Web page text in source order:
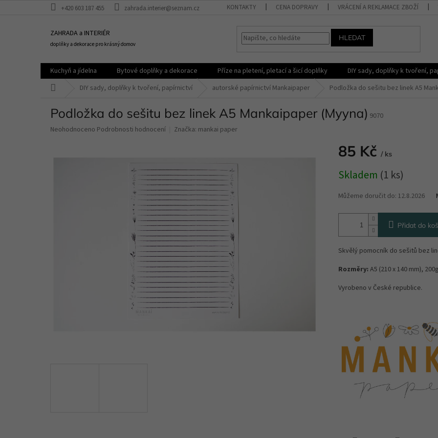
+420 603 187 455 zahrada.interier@seznam.cz KONTAKTY CENA DOPRAVY VRÁCENÍ A REKLAMACE ZBOŽÍ
ZAHRADA a INTERIÉR
doplňky a dekorace pro krásný domov
HLEDAT
Kuchyň a jídelna Bytové doplňky a dekorace Příze na pletení, pletací a šicí doplňky DIY sady, doplňky k tvoření,
DIY sady, doplňky k tvoření, papírnictví autorské papírnictví Mankaipaper Podložka do sešitu bez linek A5
Podložka do sešitu bez linek A5 Mankaipaper (Myyna) 9070
Průměrné
Neohodnoceno Podrobnosti hodnocení Značka: mankai paper
85 Kč / ks
cena:
Skladem (1 ks)
Můžeme doručit do: 12.8.2026
Přidat do
Skvělý pomocník do sešitů bez
Rozměry: A5 (210 x 140 mm),
Vyrobeno v České republice.